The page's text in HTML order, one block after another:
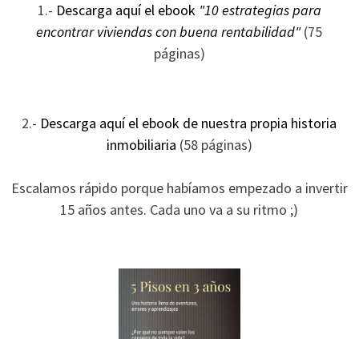
1.- Descarga aquí el ebook "10 estrategias para
encontrar viviendas con buena rentabilidad"(75
páginas)
2.- Descarga aquí el ebook de nuestra propia historia
inmobiliaria (58 páginas)
Escalamos rápido porque habíamos empezado a invertir
15 años antes. Cada uno va a su ritmo ;)
personalizados.